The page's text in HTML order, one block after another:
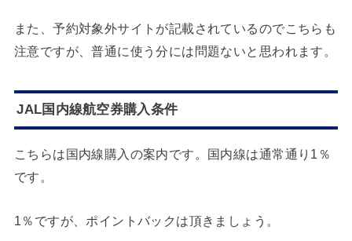
また、予約対象外サイトが記載されているのでこちらも
注意ですが、普通に使う分には問題ないと思われます。
JAL国内線航空券購入条件
こちらは国内線購入の案内です。国内線は通常通り1％
です。
1％ですが、ポイントバックは頂きましょう。